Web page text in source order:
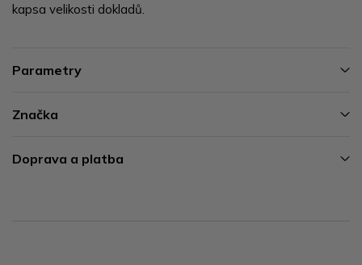
kapsa velikosti dokladů.
Parametry
Značka
Doprava a platba